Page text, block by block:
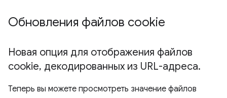
Обновления файлов cookie
Новая опция для отображения файлов
cookie, декодированных из URL-адреса.
Теперь вы можете просмотреть значение файлов